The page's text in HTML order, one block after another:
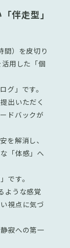
伴走型」
間）を皮切り
用した「個
グ」です。
出いただく
ドバックが
を解消し、
「体感」へ
です。
ような感覚
視点に気づ
寂への第一